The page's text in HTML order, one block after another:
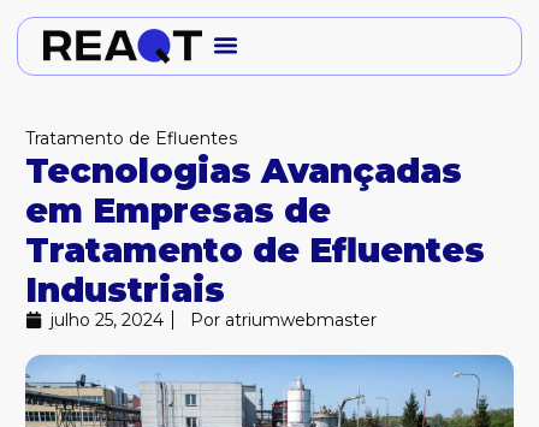
para
conteúdo
Tratamento de Efluentes
Tecnologias Avançadas
em Empresas de
Tratamento de Efluentes
Industriais
julho 25, 2024 Por atriumwebmaster